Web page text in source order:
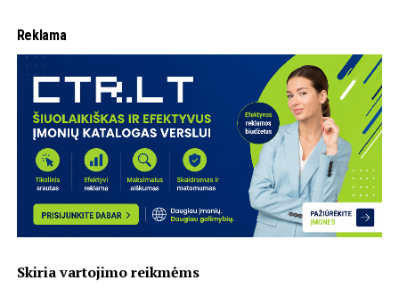
Reklama
Skiria vartojimo reikmėms